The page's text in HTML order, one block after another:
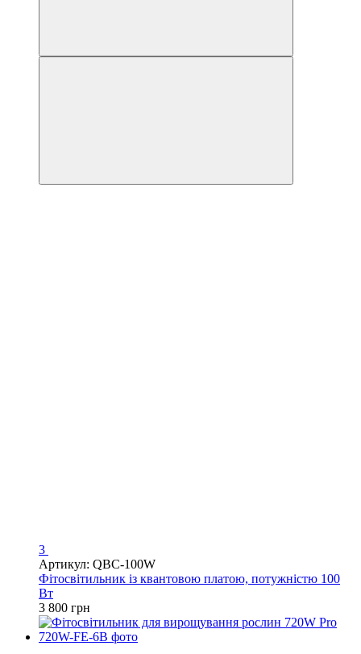
3
Артикул: QBC-100W
Фітосвітильник із квантовою платою, потужністю 100
Вт
3 800 грн